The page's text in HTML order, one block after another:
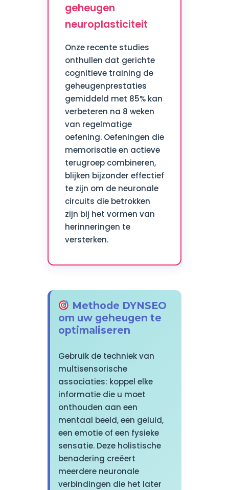
geheugen
neuroplasticiteit
Onze recente studies
onthullen dat gerichte
cognitieve training de
geheugenprestaties
gemiddeld met 85% kan
verbeteren na 8 weken
van regelmatige
oefening. Oefeningen die
memorisatie en actieve
terugroep combineren,
blijken bijzonder effectief
te zijn om de neuronale
circuits die betrokken
zijn bij het vormen van
herinneringen te
versterken.
Methode DYNSEO
om uw geheugen te
optimaliseren
Gebruik de techniek van
multisensorische
associaties: koppel elke
informatie die u moet
onthouden aan een
mentaal beeld, een geluid,
een emotie of een fysieke
sensatie. Deze holistische
benadering creëert
meerdere neuronale
verbindingen die het later